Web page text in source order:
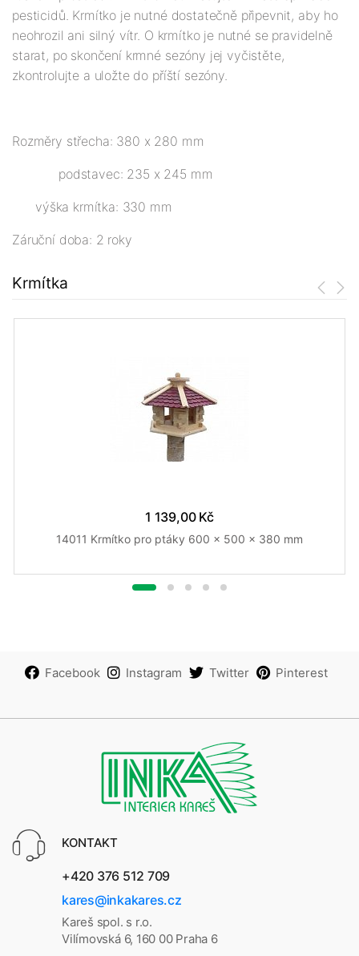
pesticidů. Krmítko je nutné dostatečně připevnit, aby ho
neohrozil ani silný vítr. O krmítko je nutné se pravidelně
starat, po skončení krmné sezóny jej vyčistěte,
zkontrolujte a uložte do příští sezóny.
Rozměry střecha: 380 x 280 mm
podstavec: 235 x 245 mm
výška krmítka: 330 mm
Záruční doba: 2 roky
Krmítka
1 139,00 Kč
14011 Krmítko pro ptáky 600 x 500 x 380 mm
Facebook Instagram Twitter Pinterest
KONTAKT
+420 376 512 709
kares@inkakares.cz
Kareš spol. s r.o.
Vilímovská 6, 160 00 Praha 6